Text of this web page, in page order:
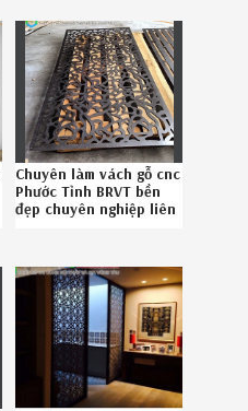
Chuyên làm vách gỗ cnc
Phước Tỉnh BRVT bền
đẹp chuyên nghiệp liên